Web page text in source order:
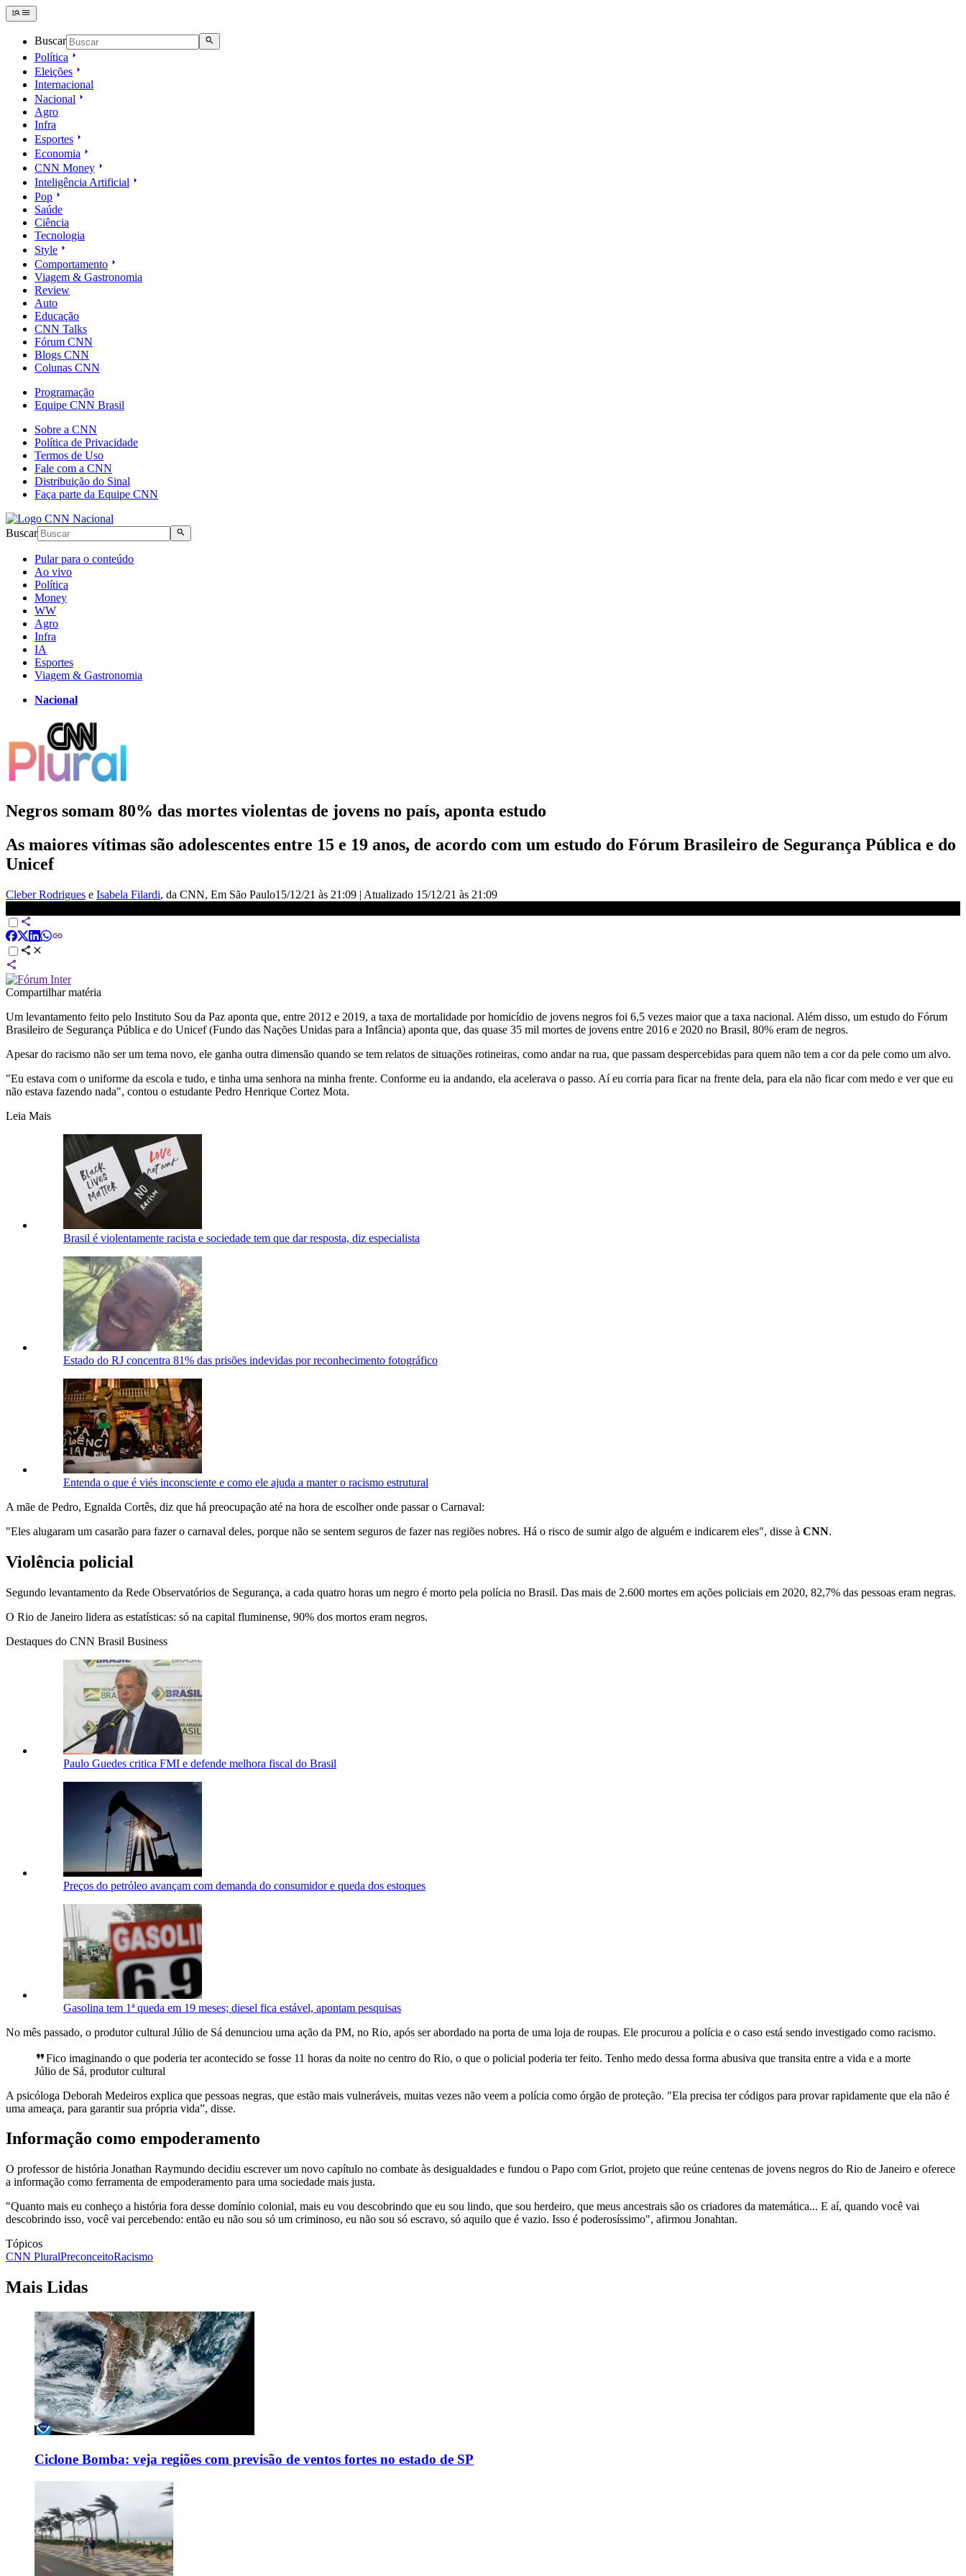
Buscar
Política
Eleições
Internacional
Nacional
Agro
Infra
Esportes
Economia
CNN Money
Inteligência Artificial
Pop
Saúde
Ciência
Tecnologia
Style
Comportamento
Viagem & Gastronomia
Review
Auto
Educação
CNN Talks
Fórum CNN
Blogs CNN
Colunas CNN
Programação
Equipe CNN Brasil
Sobre a CNN
Política de Privacidade
Termos de Uso
Fale com a CNN
Distribuição do Sinal
Faça parte da Equipe CNN
Buscar
Pular para o conteúdo
Ao vivo
Política
Money
WW
Agro
Infra
IA
Esportes
Viagem & Gastronomia
Nacional
Negros somam 80% das mortes violentas de jovens no país, aponta estudo
As maiores vítimas são adolescentes entre 15 e 19 anos, de acordo com um estudo do Fórum Brasileiro de Segurança Pública e do
Unicef
Cleber Rodrigues e Isabela Filardi, da CNN, Em São Paulo15/12/21 às 21:09 | Atualizado 15/12/21 às 21:09
Compartilhar matéria
Um levantamento feito pelo Instituto Sou da Paz aponta que, entre 2012 e 2019, a taxa de mortalidade por homicídio de jovens negros foi 6,5 vezes maior que a taxa nacional. Além disso, um estudo do Fórum
Brasileiro de Segurança Pública e do Unicef (Fundo das Nações Unidas para a Infância) aponta que, das quase 35 mil mortes de jovens entre 2016 e 2020 no Brasil, 80% eram de negros.
Apesar do racismo não ser um tema novo, ele ganha outra dimensão quando se tem relatos de situações rotineiras, como andar na rua, que passam despercebidas para quem não tem a cor da pele como um alvo.
"Eu estava com o uniforme da escola e tudo, e tinha uma senhora na minha frente. Conforme eu ia andando, ela acelerava o passo. Aí eu corria para ficar na frente dela, para ela não ficar com medo e ver que eu
não estava fazendo nada", contou o estudante Pedro Henrique Cortez Mota.
Leia Mais
Brasil é violentamente racista e sociedade tem que dar resposta, diz especialista
Estado do RJ concentra 81% das prisões indevidas por reconhecimento fotográfico
Entenda o que é viés inconsciente e como ele ajuda a manter o racismo estrutural
A mãe de Pedro, Egnalda Cortês, diz que há preocupação até na hora de escolher onde passar o Carnaval:
"Eles alugaram um casarão para fazer o carnaval deles, porque não se sentem seguros de fazer nas regiões nobres. Há o risco de sumir algo de alguém e indicarem eles", disse à CNN.
Violência policial
Segundo levantamento da Rede Observatórios de Segurança, a cada quatro horas um negro é morto pela polícia no Brasil. Das mais de 2.600 mortes em ações policiais em 2020, 82,7% das pessoas eram negras.
O Rio de Janeiro lidera as estatísticas: só na capital fluminense, 90% dos mortos eram negros.
Destaques do CNN Brasil Business
Paulo Guedes critica FMI e defende melhora fiscal do Brasil
Preços do petróleo avançam com demanda do consumidor e queda dos estoques
Gasolina tem 1ª queda em 19 meses; diesel fica estável, apontam pesquisas
No mês passado, o produtor cultural Júlio de Sá denunciou uma ação da PM, no Rio, após ser abordado na porta de uma loja de roupas. Ele procurou a polícia e o caso está sendo investigado como racismo.
Fico imaginando o que poderia ter acontecido se fosse 11 horas da noite no centro do Rio, o que o policial poderia ter feito. Tenho medo dessa forma abusiva que transita entre a vida e a morte
Júlio de Sá, produtor cultural
A psicóloga Deborah Medeiros explica que pessoas negras, que estão mais vulneráveis, muitas vezes não veem a polícia como órgão de proteção. "Ela precisa ter códigos para provar rapidamente que ela não é
uma ameaça, para garantir sua própria vida”, disse.
Informação como empoderamento
O professor de história Jonathan Raymundo decidiu escrever um novo capítulo no combate às desigualdades e fundou o Papo com Griot, projeto que reúne centenas de jovens negros do Rio de Janeiro e oferece
a informação como ferramenta de empoderamento para uma sociedade mais justa.
"Quanto mais eu conheço a história fora desse domínio colonial, mais eu vou descobrindo que eu sou lindo, que sou herdeiro, que meus ancestrais são os criadores da matemática... E aí, quando você vai
descobrindo isso, você vai percebendo: então eu não sou só um criminoso, eu não sou só escravo, só aquilo que é vazio. Isso é poderosíssimo", afirmou Jonahtan.
Tópicos
CNN PluralPreconceitoRacismo
Mais Lidas
Ciclone Bomba: veja regiões com previsão de ventos fortes no estado de SP